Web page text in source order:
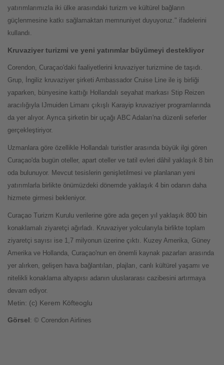
yatırımlarımızla iki ülke arasındaki turizm ve kültürel bağların
güçlenmesine katkı sağlamaktan memnuniyet duyuyoruz." ifadelerini
kullandı.
Kruvaziyer turizmi ve yeni yatırımlar büyümeyi destekliyor
Corendon, Curaçao'daki faaliyetlerini kruvaziyer turizmine de taşıdı.
Grup, İngiliz kruvaziyer şirketi Ambassador Cruise Line ile iş birliği
yaparken, bünyesine kattığı Hollandalı seyahat markası Stip Reizen
aracılığıyla IJmuiden Limanı çıkışlı Karayip kruvaziyer programlarında
da yer alıyor. Ayrıca şirketin bir uçağı ABC Adaları'na düzenli seferler
gerçekleştiriyor.
Uzmanlara göre özellikle Hollandalı turistler arasında büyük ilgi gören
Curaçao'da bugün oteller, apart oteller ve tatil evleri dâhil yaklaşık 8 bin
oda bulunuyor. Mevcut tesislerin genişletilmesi ve planlanan yeni
yatırımlarla birlikte önümüzdeki dönemde yaklaşık 4 bin odanın daha
hizmete girmesi bekleniyor.
Curaçao Turizm Kurulu verilerine göre ada geçen yıl yaklaşık 800 bin
konaklamalı ziyaretçi ağırladı. Kruvaziyer yolcularıyla birlikte toplam
ziyaretçi sayısı ise 1,7 milyonun üzerine çıktı. Kuzey Amerika, Güney
Amerika ve Hollanda, Curaçao'nun en önemli kaynak pazarları arasında
yer alırken, gelişen hava bağlantıları, plajları, canlı kültürel yaşamı ve
nitelikli konaklama altyapısı adanın uluslararası cazibesini artırmaya
devam ediyor.
Metin: (c) Kerem Köfteoglu
Görsel: © Corendon Airlines